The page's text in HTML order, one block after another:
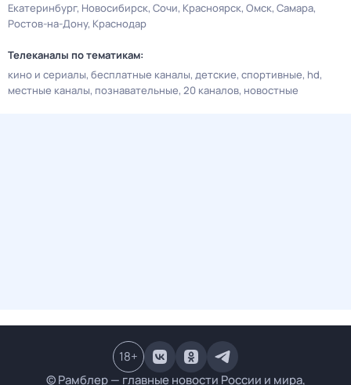
Екатеринбург Новосибирск Сочи Красноярск Омск Самара
Ростов-на-Дону Краснодар
Телеканалы по тематикам:
кино и сериалы бесплатные каналы детские спортивные hd
местные каналы познавательные 20 каналов новостные
© Рамблер — главные новости России и мира,
18+